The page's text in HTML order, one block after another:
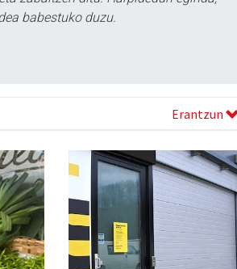
babestuko duzu.
Erantzun